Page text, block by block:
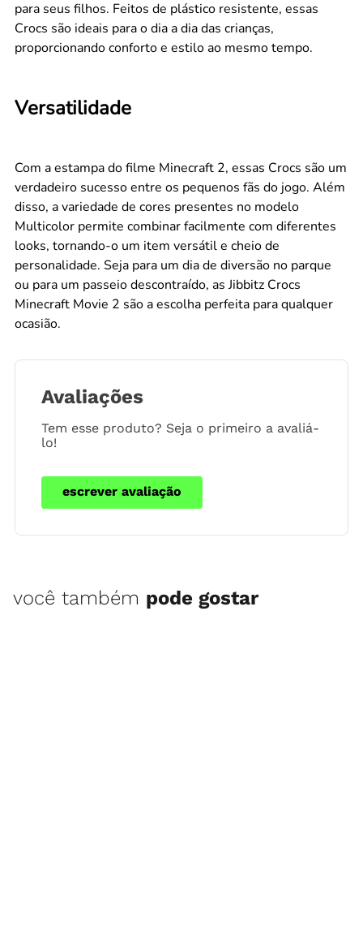
para seus filhos. Feitos de plástico resistente, essas
Crocs são ideais para o dia a dia das crianças,
proporcionando conforto e estilo ao mesmo tempo.
Versatilidade
Com a estampa do filme Minecraft 2, essas Crocs são um
verdadeiro sucesso entre os pequenos fãs do jogo. Além
disso, a variedade de cores presentes no modelo
Multicolor permite combinar facilmente com diferentes
looks, tornando-o um item versátil e cheio de
personalidade. Seja para um dia de diversão no parque
ou para um passeio descontraído, as Jibbitz Crocs
Minecraft Movie 2 são a escolha perfeita para qualquer
ocasião.
Avaliações
Tem esse produto? Seja o primeiro a avaliá-
lo!
escrever avaliação
você também pode gostar